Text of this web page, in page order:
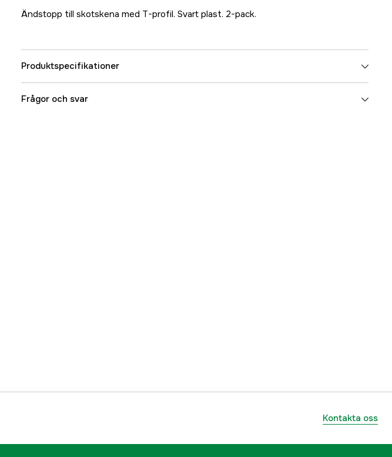
Ändstopp till skotskena med T-profil. Svart plast. 2-pack.
Produktspecifikationer
Referensnummer
Frågor och svar
Kontakta oss